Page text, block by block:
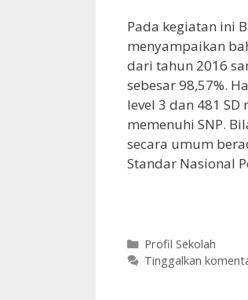
Pada kegiatan ini
menyampaikan
dari tahun 2016
sebesar 98,57%.
level 3 dan 481
memenuhi SNP.
secara umum
Standar Nasional
Kategori
Profil Sekolah
Tinggalkan